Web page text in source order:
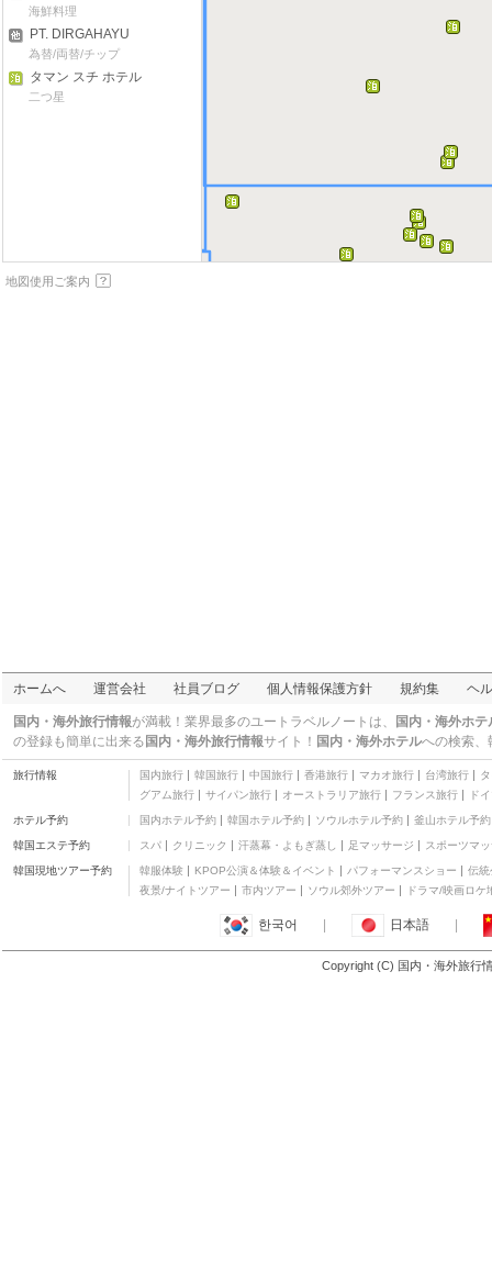
海鮮料理
PT. DIRGAHAYU
VALUTA PRIMA
為替/両替/チップ
タマン スチ ホテル
二つ星
地図使用ご案内
ホームへ 運営会社 社員ブログ 個人情報保護方針 規約集 ヘ
国内・海外旅行情報が満載！業界最多のユートラベルノートは、
国内・海外ホ
の登録も簡単に出来る 国内・海外旅行情報サイト！ 国内・海外ホテルへの検索、
旅行情報 国内旅行 韓国旅行 中国旅行 香港旅行 マカオ旅行 台湾旅行
グアム旅行
サイパン旅行 オーストラリア旅行 フランス旅行 ド
ホテル予約 国内ホテル予約 韓国ホテル予約 ソウルホテル予約 釜山ホテル予約
韓国エステ予約 スパ クリニック 汗蒸幕・よもぎ蒸し 足マッサージ スポーツマ
韓国現地ツアー予約 韓服体験 KPOP公演＆体験＆イベント パフォーマンスショー
伝統
夜景/ナイトツアー
市内ツアー ソウル郊外ツアー ドラマ/映画ロケ
한국어 日本語
Copyright (C) 国内・海外旅行